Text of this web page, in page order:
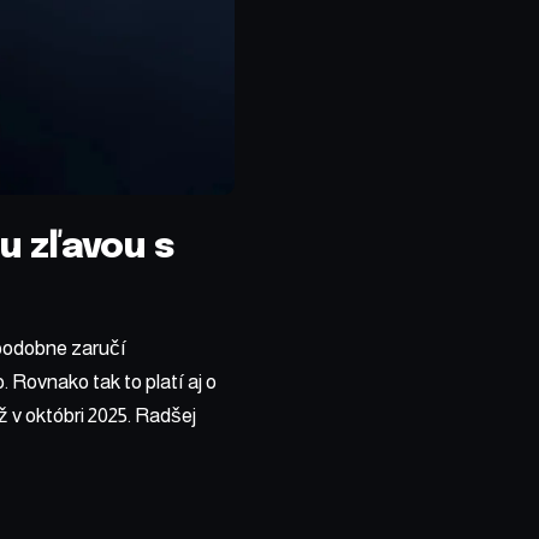
zľavou s
zaručí
Rovnako tak to platí aj o
októbri 2025. Radšej